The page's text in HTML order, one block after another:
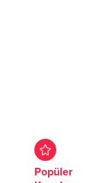
Popüler